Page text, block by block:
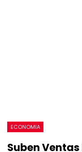
ECONOMIA
Suben